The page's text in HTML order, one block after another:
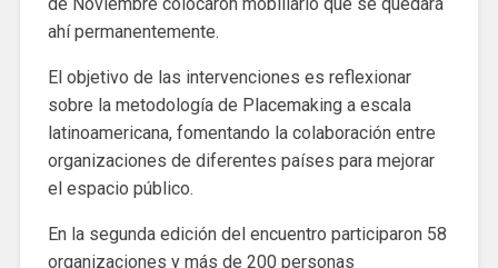
ahí permanentemente.
El objetivo de las intervenciones es reflexionar
sobre la metodología de Placemaking a escala
latinoamericana, fomentando la colaboración entre
organizaciones de diferentes países para mejorar
el espacio público.
En la segunda edición del encuentro participaron 58
organizaciones y más de 200 personas